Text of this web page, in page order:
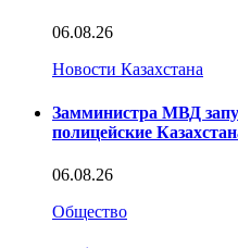
06.08.26
Новости Казахстана
Замминистра МВД
полицейские
06.08.26
Общество